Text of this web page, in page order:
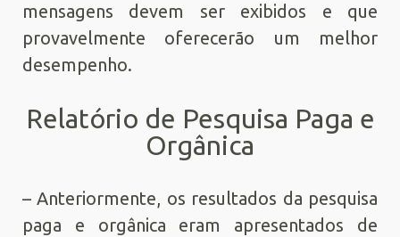
mensagens devem ser exibidos e que
provavelmente oferecerão um melhor
desempenho.
Relatório de Pesquisa Paga e
Orgânica
– Anteriormente, os resultados da pesquisa
paga e orgânica eram apresentados de